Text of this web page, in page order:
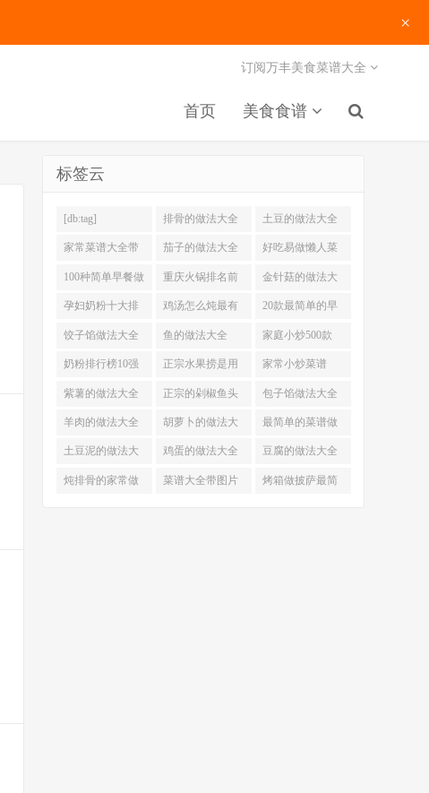
首页 美食食谱
订阅万丰美食菜谱大全
标签云
[db:tag] 排骨的做法大全 土豆的做法大全
家常菜谱大全带
图片
茄子的做法大全 好吃易做懒人菜
200例
100种简单早餐做
法大全
重庆火锅排名前
十强
金针菇的做法大
全
孕妇奶粉十大排
名
鸡汤怎么炖最有
营养
20款最简单的早
餐做法
饺子馅做法大全 鱼的做法大全 家庭小炒500款
奶粉排行榜10强 正宗水果捞是用
什么奶
家常小炒菜谱
1000大全
紫薯的做法大全 正宗的剁椒鱼头
的做法
包子馅做法大全
羊肉的做法大全 胡萝卜的做法大
全
最简单的菜谱做
法大全
土豆泥的做法大
全
鸡蛋的做法大全 豆腐的做法大全
炖排骨的家常做 菜谱大全带图片 烤箱做披萨最简
×